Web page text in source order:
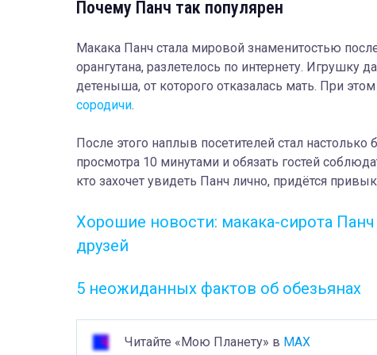
Почему Панч так популярен
Макака Панч стала мировой знаменитостью
орангутана, разлетелось по интернету. Игрушку
детеныша, от которого отказалась мать. При
сородичи.
После этого наплыв посетителей стал
просмотра 10 минутами и обязать гостей
кто захочет увидеть Панч лично, придётся
Хорошие новости: макака-сирота
друзей
5 неожиданных фактов об обезьянах
Читайте «Мою Планету» в MAX